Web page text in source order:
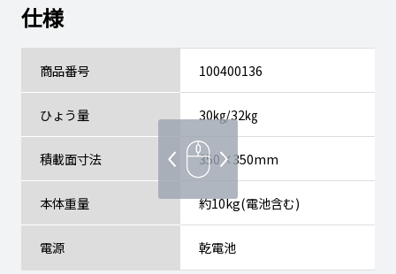
仕様
商品番号 100400136
ひょう量 30㎏/32㎏
積載面寸法 350×350mm
本体重量 約10kg(電池含む)
電源 乾電池